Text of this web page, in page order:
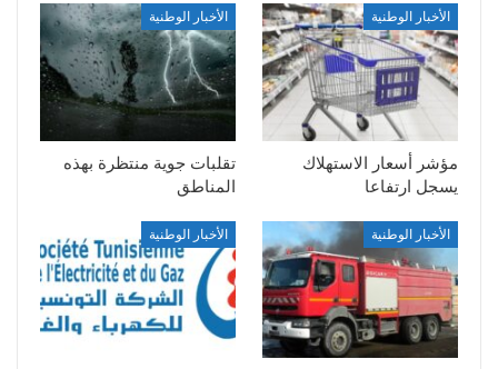
الأخبار الوطنية
مؤشر أسعار الاستهلاك
يسجل ارتفاعا
الأخبار الوطنية
تقلبات جوية منتظرة بهذه
المناطق
الأخبار الوطنية الأخبار الوطنية